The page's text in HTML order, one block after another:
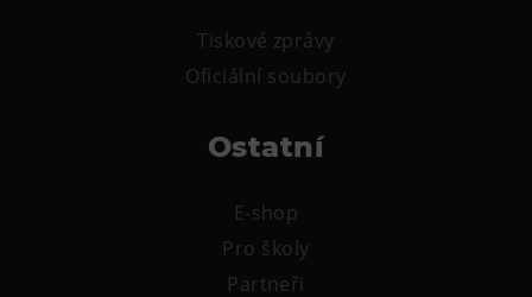
Narozeninové oslavy
Tematické dárkové poukazy
Tiskové zprávy
Oficiální soubory
Ostatní
E-shop
Pro školy
Partneři